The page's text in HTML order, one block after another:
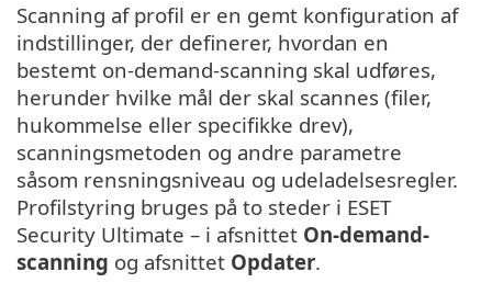
Scanning af profil er en gemt konfiguration af
indstillinger, der definerer, hvordan en
bestemt on-demand-scanning skal udføres,
herunder hvilke mål der skal scannes (filer,
hukommelse eller specifikke drev),
scanningsmetoden og andre parametre
såsom rensningsniveau og udeladelsesregler.
Profilstyring bruges på to steder i ESET
Security Ultimate – i afsnittet On-demand-
scanning og afsnittet Opdater.